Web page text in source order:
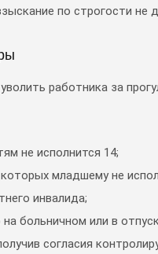
по строгости не
работника за
не исполнится 14;
младшему не
инвалида;
больничном или в
согласия